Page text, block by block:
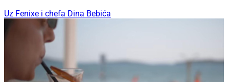
Uz Fenixe i chefa Dina Bebića